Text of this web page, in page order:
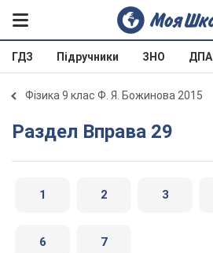
ГДЗ Підручники ЗНО ДПА
Фізика 9 клас Ф. Я. Божинова 2015
Раздел Вправа 29
1 2 3
6 7